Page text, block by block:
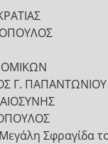
Γ. ΠΑΠΑΝΤΩΝΙΟΥ
Σφραγίδα